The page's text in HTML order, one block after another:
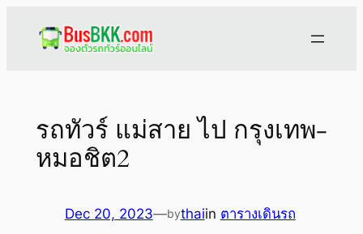
รถทัวร์ แม่สาย ไป กรุงเทพ-
หมอชิต2
Dec 20, 2023—bythaiin ตารางเดินรถ